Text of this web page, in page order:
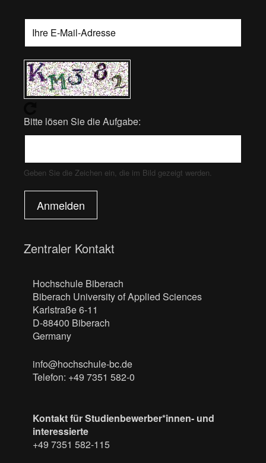
Bitte lösen Sie die Aufgabe:
Geben Sie die Zeichen ein, die im Bild gezeigt werden.
Anmelden
Zentraler Kontakt
Hochschule Biberach
Biberach University of Applied Sciences
Karlstraße 6-11
D-88400 Biberach
Germany
info@hochschule-bc.de
Telefon: +49 7351 582-0
Kontakt für Studienbewerber*innen- und
interessierte
+49 7351 582-115